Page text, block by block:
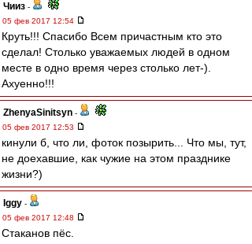
Чииз -
05 фев 2017 12:54
Круть!!! Спасибо Всем причастным кто это
сделал! Столько уважаемых людей в одном
месте в одно время через столько лет-).
Ахуенно!!!
ZhenyaSinitsyn -
05 фев 2017 12:53
кинули б, что ли, фоток позырить... Что мы, тут,
не доехавшие, как чужие на этом празднике
жизни?)
Iggy -
05 фев 2017 12:48
Стаканов пёс.